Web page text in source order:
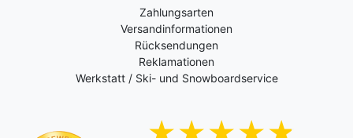
Zahlungsarten
Versandinformationen
Rücksendungen
Reklamationen
Werkstatt / Ski- und Snowboardservice